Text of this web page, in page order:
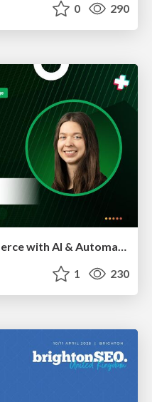
0 290
How to Grow Your eCommerce with AI & Automation
1 230